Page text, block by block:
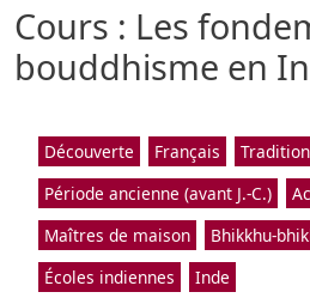
Cours : Les
bouddhisme en
Découverte Français
Tradition
Période ancienne (avant J.-C.)
Maîtres de maison
Bhikkhu-
Écoles indiennes
Inde